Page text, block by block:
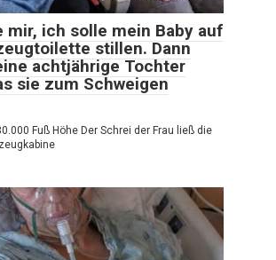
mir, ich solle mein Baby auf
stillen. Dann
achtjährige Tochter
sie zum Schweigen
Fuß Höhe Der Schrei der Frau ließ die